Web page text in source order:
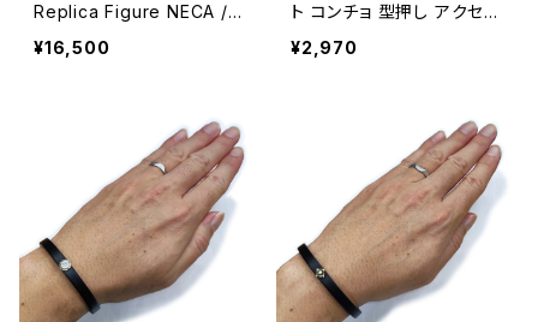
Replica Figure NECA /
E.T. 12インチ レプリカフィ
ギュア おもちゃ アメリカン
¥16,500
ト コンチョ 型押し アクセサ
リー / ITALY LEATHER BR
ACELET【G155】
¥2,970